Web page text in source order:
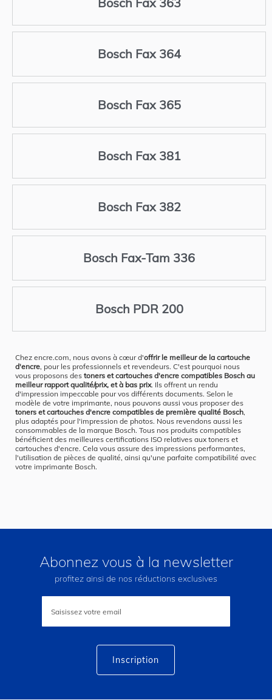
Bosch Fax 364
Bosch Fax 365
Bosch Fax 381
Bosch Fax 382
Bosch Fax-Tam 336
Bosch PDR 200
Chez encre.com, nous avons à cœur d'offrir le meilleur de la cartouche
d'encre, pour les professionnels et revendeurs. C'est pourquoi nous
vous proposons des toners et cartouches d'encre compatibles Bosch au
meilleur rapport qualité/prix, et à bas prix. Ils offrent un rendu
d'impression impeccable pour vos différents documents. Selon le
modèle de votre imprimante, nous pouvons aussi vous proposer des
toners et cartouches d'encre compatibles de première qualité Bosch,
plus adaptés pour l'impression de photos. Nous revendons aussi les
consommables de la marque Bosch. Tous nos produits compatibles
bénéficient des meilleures certifications ISO relatives aux toners et
cartouches d'encre. Cela vous assure des impressions performantes,
l'utilisation de pièces de qualité, ainsi qu'une parfaite compatibilité avec
votre imprimante Bosch.
Abonnez vous à la newsletter
profitez ainsi de nos réductions exclusives
lettre
Inscription